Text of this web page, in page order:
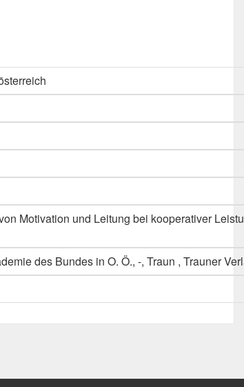
Motivation und Leitung bei kooperativer
des Bundes in O. Ö., -, Traun , Trauner